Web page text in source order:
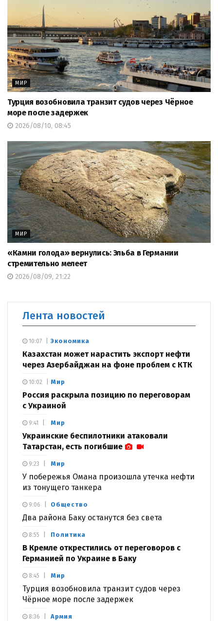
МИР
Турция возобновила транзит судов через Чёрное
море после задержек
2026/08/10, 08:45
МИР
«Камни голода» вернулись: Эльба в Германии
стремительно мелеет
2026/08/09, 21:22
Лента новостей
Экономика
Казахстан может нарастить экспорт нефти
через Азербайджан на фоне проблем с КТК
10:07
Мир
Россия раскрыла позицию по переговорам
с Украиной
10:02
Мир
Украинские беспилотники атаковали
Татарстан, есть погибшие
9:41
Мир
У побережья Омана произошла утечка нефти
из тонущего танкера
9:23
Общество
Два района Баку останутся без света
9:06
Политика
В Кремле открестились от переговоров с
Германией по Украине в Баку
8:55
Мир
Турция возобновила транзит судов через
Чёрное море после задержек
8:45
Армия
8:36